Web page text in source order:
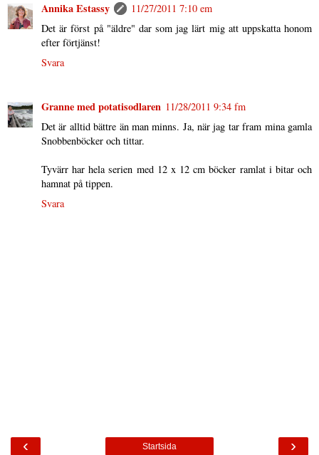
Annika Estassy
11/27/2011 7:10 em
Det är först på "äldre" dar som jag lärt mig att uppskatta honom
efter förtjänst!
Svara
Granne med potatisodlaren 11/28/2011 9:34 fm
Det är alltid bättre än man minns. Ja, när jag tar fram mina gamla
Snobbenböcker och tittar.
Tyvärr har hela serien med 12 x 12 cm böcker ramlat i bitar och
hamnat på tippen.
Svara
‹ ›
Startsida